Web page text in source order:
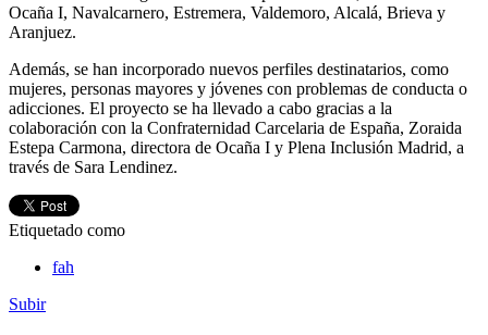
Ocaña I, Navalcarnero, Estremera, Valdemoro, Alcalá, Brieva y
Aranjuez.
Además, se han incorporado nuevos perfiles destinatarios, como
mujeres, personas mayores y jóvenes con problemas de conducta o
adicciones. El proyecto se ha llevado a cabo gracias a la
colaboración con la Confraternidad Carcelaria de España, Zoraida
Estepa Carmona, directora de Ocaña I y Plena Inclusión Madrid, a
través de Sara Lendinez.
Etiquetado como
fah
Subir